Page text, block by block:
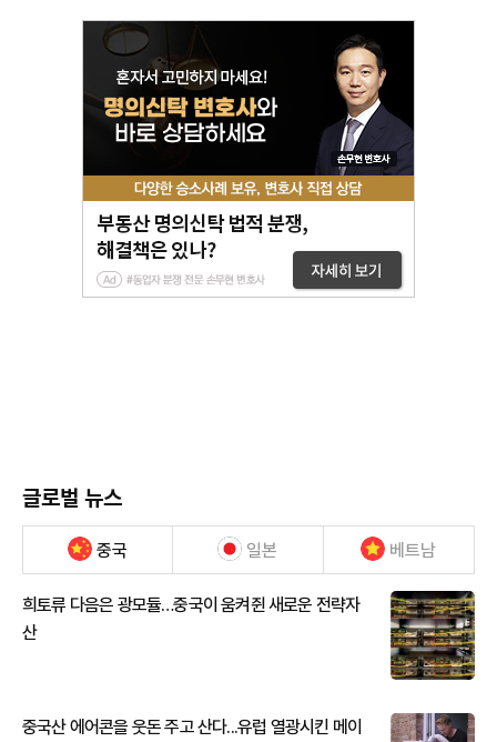
글로벌 뉴스
중국 일본 베트남
희토류 다음은 광모듈…중국이 움켜쥔 새로운 전략자
산
중국산 에어콘을 웃돈 주고 산다...유럽 열광시킨 메이